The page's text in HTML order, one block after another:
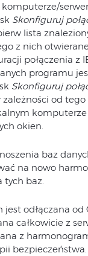
Skonfiguruj
lista
z nich
połączenia z
programu
Skonfiguruj
od tego
komputerze
okien.
baz
na nowo
tych baz.
jest odłączana od
całkowicie z
z
bezpieczeństwa.